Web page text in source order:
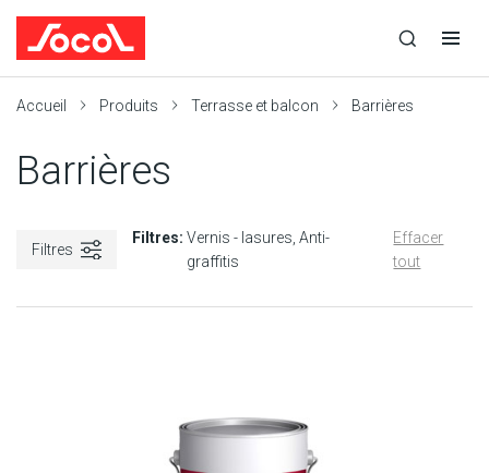
recherche
recherche
navigation
Accueil Produits Terrasse et balcon Barrières
Barrières
Filtres
Filtres: Vernis - lasures Anti-
graffitis
Effacer
tout